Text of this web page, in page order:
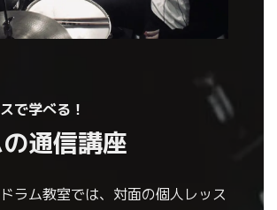
で学べる！
通信講座
ラム教室では、対面の個人レッス